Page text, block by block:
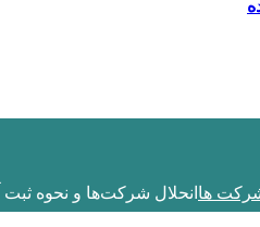
ها انحلال شرکت‌ها و نحوه ثبت